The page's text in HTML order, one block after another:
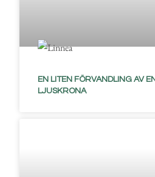
EN LITEN FÖRVANDLING AV
LJUSKRONA